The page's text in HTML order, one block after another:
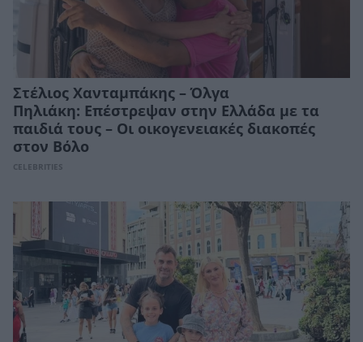
Στέλιος Χανταμπάκης – Όλγα
Πηλιάκη: Επέστρεψαν στην Ελλάδα με τα
παιδιά τους – Οι οικογενειακές διακοπές
στον Βόλο
CELEBRITIES